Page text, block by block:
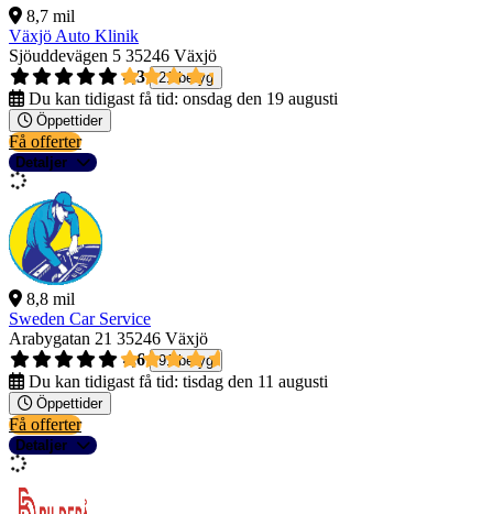
8,7 mil
Växjö Auto Klinik
Sjöuddevägen 5 35246 Växjö
4,3
21 betyg
Du kan tidigast få tid: onsdag den 19 augusti
Öppettider
Få offerter
Detaljer
8,8 mil
Sweden Car Service
Arabygatan 21 35246 Växjö
4,6
91 betyg
Du kan tidigast få tid: tisdag den 11 augusti
Öppettider
Få offerter
Detaljer